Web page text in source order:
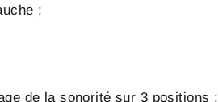
;
de la sonorité sur 3 positions ;